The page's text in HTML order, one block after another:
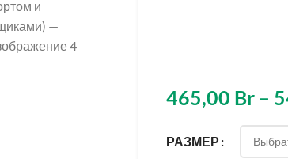
465,00 Br –
РАЗМЕР